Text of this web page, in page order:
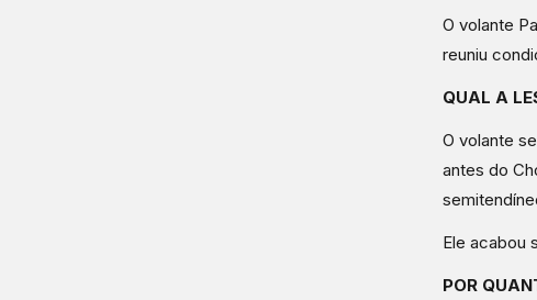
O volante
reuniu
QUAL A
O volante
antes do
Ele acabou
POR